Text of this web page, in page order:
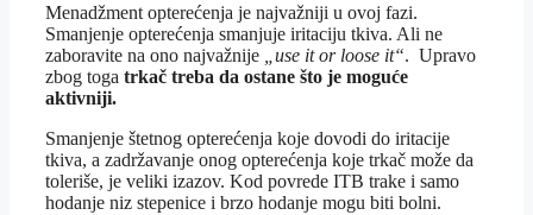
Menadžment opterećenja je najvažniji u ovoj fazi.
Smanjenje opterećenja smanjuje iritaciju tkiva. Ali ne
zaboravite na ono najvažnije
„use it or loose it“. Upravo
zbog toga trkač treba da ostane što je moguće
aktivniji.
Smanjenje štetnog opterećenja koje dovodi do iritacije
tkiva, a zadržavanje onog opterećenja koje trkač može da
toleriše, je veliki izazov. Kod povrede ITB trake i samo
hodanje niz stepenice i brzo hodanje mogu biti bolni.